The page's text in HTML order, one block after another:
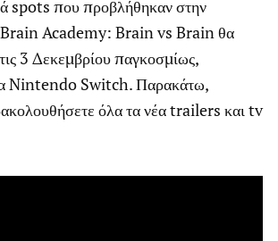
spots που προβλήθηκαν στην
Brain Academy: Brain vs Brain θα
3 Δεκεμβρίου παγκοσμίως,
Nintendo Switch. Παρακάτω,
όλα τα νέα trailers και tv